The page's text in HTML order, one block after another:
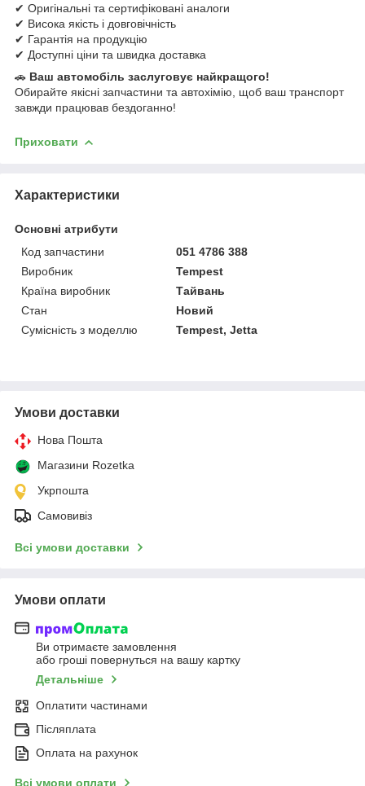
✔ Оригінальні та сертифіковані аналоги
✔ Висока якість і довговічність
✔ Гарантія на продукцію
✔ Доступні ціни та швидка доставка
🚗 Ваш автомобіль заслуговує найкращого!
Обирайте якісні запчастини та автохімію, щоб ваш транспорт
завжди працював бездоганно!
Приховати
Характеристики
Основні атрибути
Код запчастини
051 4786 388
Виробник
Tempest
Країна виробник
Тайвань
Стан
Новий
Сумісність з моделлю
Tempest, Jetta
Умови доставки
Нова Пошта
Магазини Rozetka
Укрпошта
Самовивіз
Всі умови доставки
Умови оплати
Ви отримаєте замовлення
або гроші повернуться на вашу картку
Детальніше
Оплатити частинами
Післяплата
Оплата на рахунок
Всі умови оплати